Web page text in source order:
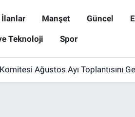
İlanlar Manşet Güncel
Teknoloji Spor
Ağustos Ayı Toplantısını